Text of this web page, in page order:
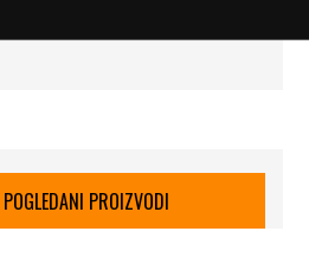
PROIZVODI